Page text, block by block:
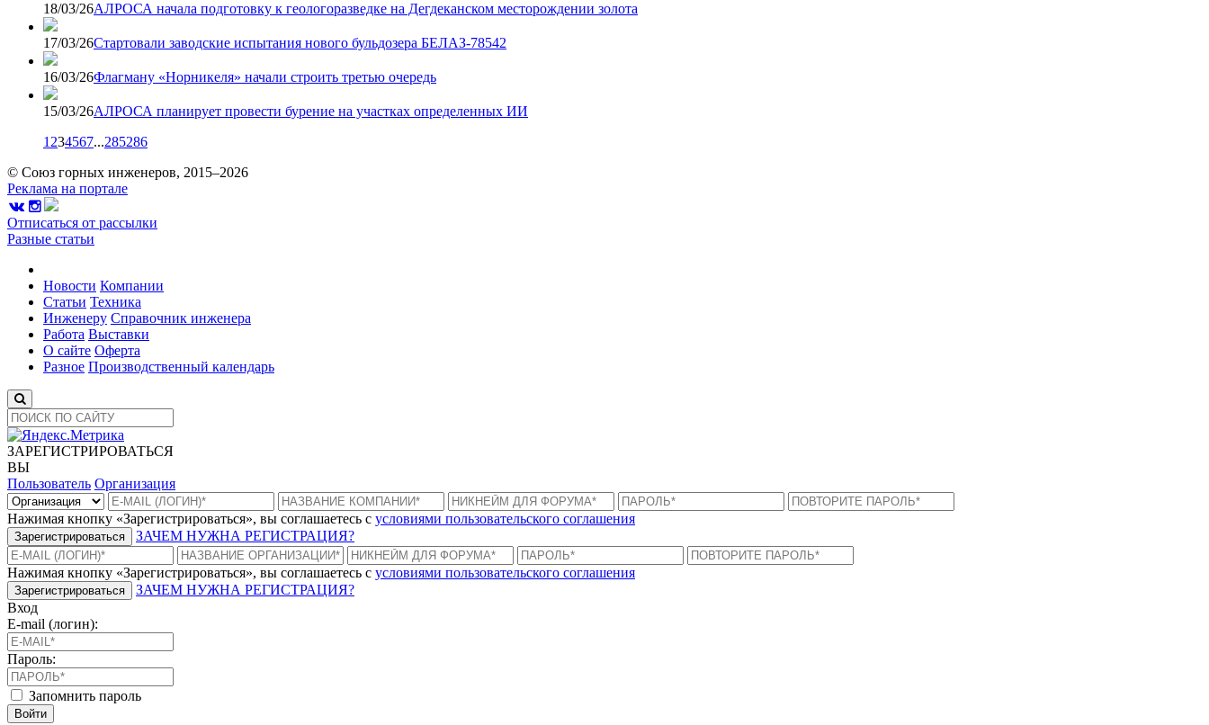
18/03/26АЛРОСА начала подготовку к геологоразведке на Дегдеканском месторождении золота
17/03/26Стартовали заводские испытания нового бульдозера БЕЛАЗ-78542
16/03/26Флагману «Норникеля» начали строить третью очередь
15/03/26АЛРОСА планирует провести бурение на участках определенных ИИ
1 234567...285286
© Союз горных инженеров, 2015–2026
Реклама на портале
Отписаться от рассылки
Разные статьи
Новости Компании
Статьи Техника
Инженеру Справочник инженера
Работа Выставки
О сайте Оферта
Разное Производственный календарь
ЗАРЕГИСТРИРОВАТЬСЯ
ВЫ
Пользователь Организация
Нажимая кнопку «Зарегистрироваться», вы соглашаетесь с условиями пользовательского соглашения
Зарегистрироваться ЗАЧЕМ НУЖНА РЕГИСТРАЦИЯ?
Нажимая кнопку «Зарегистрироваться», вы соглашаетесь с условиями пользовательского соглашения
Зарегистрироваться
ЗАЧЕМ НУЖНА РЕГИСТРАЦИЯ?
Вход
E-mail (логин):
Пароль:
Запомнить пароль
Войти